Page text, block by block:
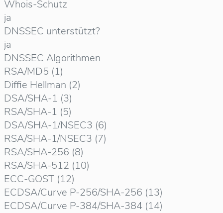
Whois-Schutz
ja
DNSSEC unterstützt?
ja
DNSSEC Algorithmen
RSA/MD5 (1)
Diffie Hellman (2)
DSA/SHA-1 (3)
RSA/SHA-1 (5)
DSA/SHA-1/NSEC3 (6)
RSA/SHA-1/NSEC3 (7)
RSA/SHA-256 (8)
RSA/SHA-512 (10)
ECC-GOST (12)
ECDSA/Curve P-256/SHA-256 (13)
ECDSA/Curve P-384/SHA-384 (14)